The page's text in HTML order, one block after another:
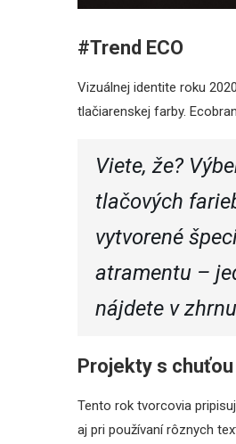
#Trend ECO
Vizuálnej identite roku
tlačiarenskej farby.
Viete, že?
tlačových
vytvorené
atramentu –
nájdete v
Projekty s
Tento rok tvorcovia
aj pri používaní rôznych